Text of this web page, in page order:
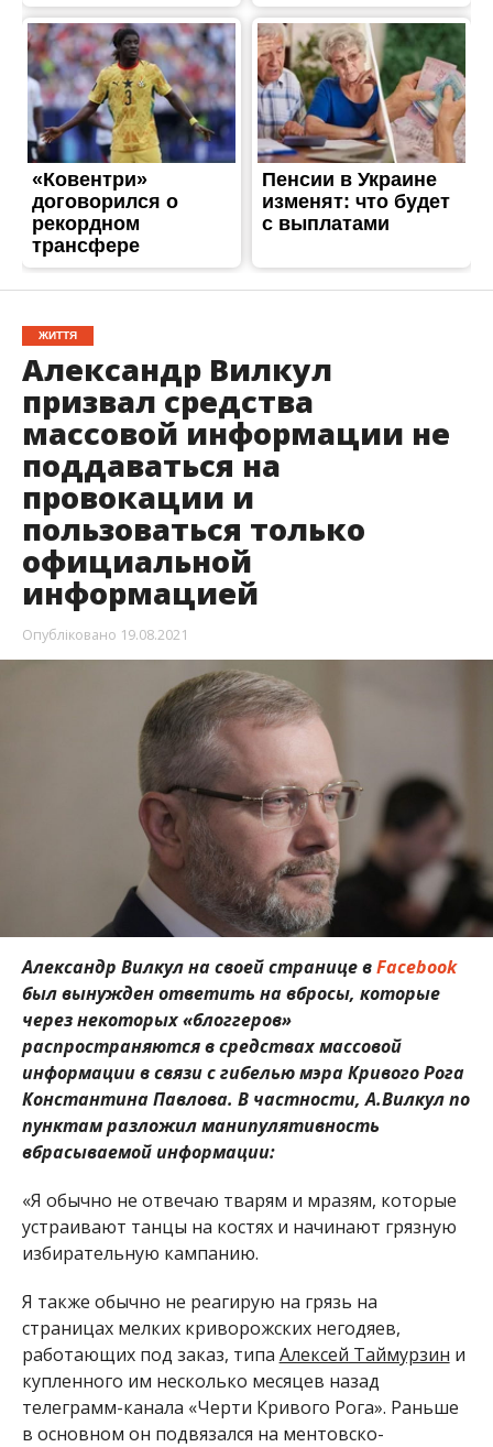
ЖИТТЯ
Александр Вилкул
призвал средства
массовой информации не
поддаваться на
провокации и
пользоваться только
официальной
информацией
Опубліковано 19.08.2021
Александр Вилкул на своей странице вFacebook
был вынужден ответить на вбросы, которые
через некоторых «блоггеров»
распространяются в средствах массовой
информации в связи с гибелью мэра Кривого Рога
Константина Павлова. В частности, А.Вилкул по
пунктам разложил манипулятивность
вбрасываемой информации:
«Я обычно не отвечаю тварям и мразям, которые
устраивают танцы на костях и начинают грязную
избирательную кампанию.
Я также обычно не реагирую на грязь на
страницах мелких криворожских негодяев,
работающих под заказ, типа Алексей Таймурзин и
купленного им несколько месяцев назад
телеграмм-канала «Черти Кривого Рога». Раньше
в основном он подвязался на ментовско-